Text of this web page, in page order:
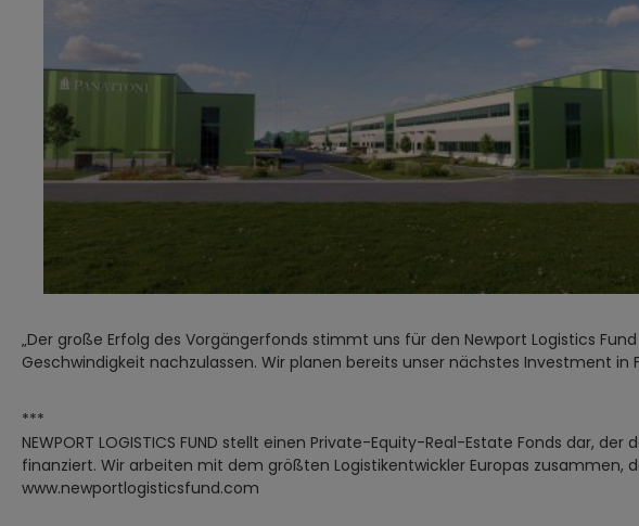
„Der große Erfolg des Vorgängerfonds stimmt uns für den Newport Logistics
Geschwindigkeit nachzulassen. Wir planen bereits unser nächstes Investment in
***
NEWPORT LOGISTICS FUND stellt einen Private-Equity-Real-Estate Fonds dar,
finanziert. Wir arbeiten mit dem größten Logistikentwickler Europas
www.newportlogisticsfund.com